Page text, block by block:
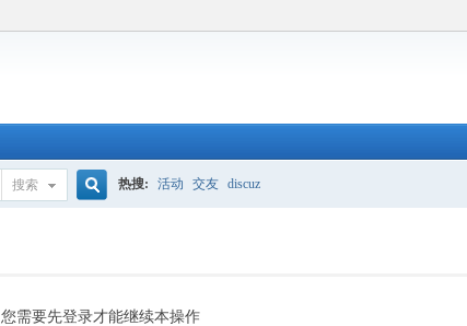
搜索
索
热搜: 活动 交友 discuz
您需要先登录才能继续本操作